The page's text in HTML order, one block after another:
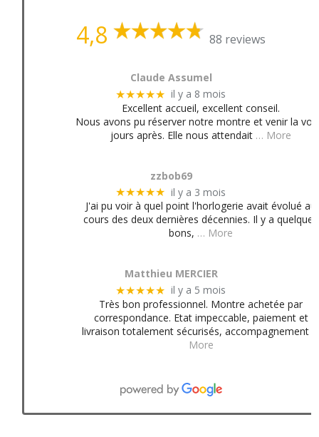
4,8 88 reviews
Claude Assumel
★★★★★ il y a 8 mois
Excellent accueil, excellent conseil.
Nous avons pu réserver notre montre et venir la
jours après. Elle nous attendait … More
zzbob69
★★★★★ il y a 3 mois
J'ai pu voir à quel point l'horlogerie avait évolué au
cours des deux dernières décennies. Il y a quelques
bons, … More
Matthieu MERCIER
★★★★★ il y a 5 mois
Très bon professionnel. Montre achetée par
correspondance. Etat impeccable, paiement et
livraison totalement sécurisés, accompagnement
More